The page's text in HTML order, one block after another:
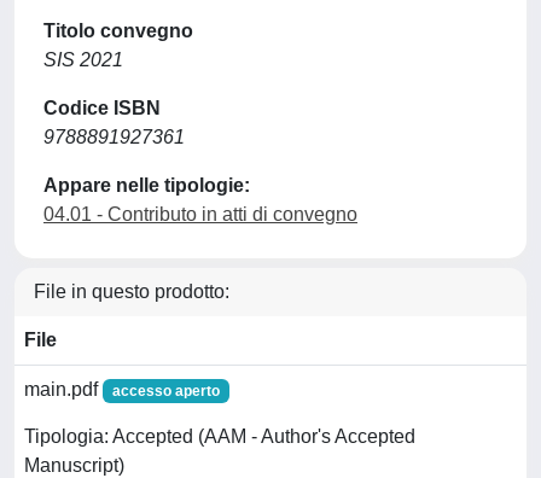
Titolo convegno
SIS 2021
Codice ISBN
9788891927361
Appare nelle tipologie:
04.01 - Contributo in atti di convegno
File in questo prodotto:
File
main.pdf accesso aperto
Tipologia: Accepted (AAM - Author's Accepted
Manuscript)